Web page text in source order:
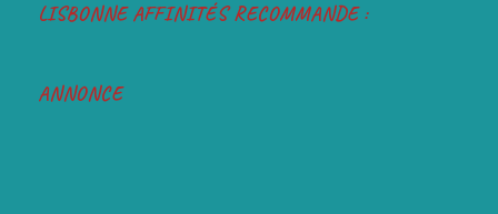
LISBONNE AFFINITÉS RECOMMANDE :
ANNONCE